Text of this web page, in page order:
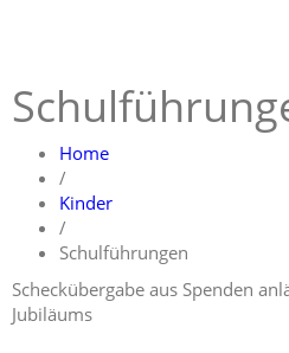
Home
/
Kinder
/
Schulführungen
Scheckübergabe aus Spenden
Jubiläums